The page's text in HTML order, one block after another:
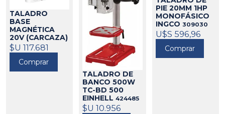
TALADRO
BASE
MAGNÉTICA
20V (CARCAZA)
DEWALT173496
$U 117.681
Comprar
TALADRO DE
BANCO 500W
TC-BD 500
EINHELL424485
$U 10.956
PIE 20MM 1HP
MONOFÁSICO
INGCO 309030
U$S 596,96
Comprar